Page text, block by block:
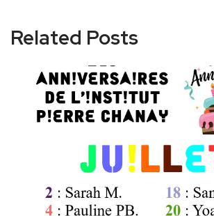
Related Posts